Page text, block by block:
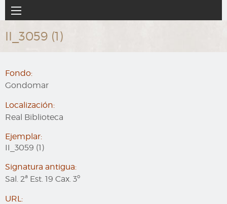
al
contenido
principal
Navegación
principal
II_3059 (1)
Fondo:
Gondomar
Localización:
Real Biblioteca
Ejemplar:
II_3059 (1)
Signatura antigua:
Sal. 2ª Est. 19 Cax. 3º
URL: